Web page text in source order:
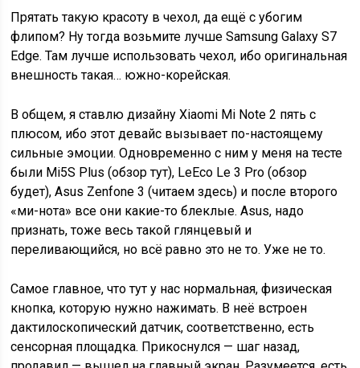
Прятать такую красоту в чехол, да ещё с убогим
флипом? Ну тогда возьмите лучше Samsung Galaxy S7
Edge. Там лучше использовать чехол, ибо оригинальная
внешность такая… южно-корейская.
В общем, я ставлю дизайну Xiaomi Mi Note 2 пять с
плюсом, ибо этот девайс вызывает по-настоящему
сильные эмоции. Одновременно с ним у меня на тесте
были Mi5S Plus (обзор тут), LeEco Le 3 Pro (обзор
будет), Asus Zenfone 3 (читаем здесь) и после второго
«ми-нота» все они какие-то блеклые. Asus, надо
признать, тоже весь такой глянцевый и
переливающийся, но всё равно это не то. Уже не то.
Самое главное, что тут у нас нормальная, физическая
кнопка, которую нужно нажимать. В неё встроен
дактилоскопический датчик, соответственно, есть
сенсорная площадка. Прикоснулся — шаг назад,